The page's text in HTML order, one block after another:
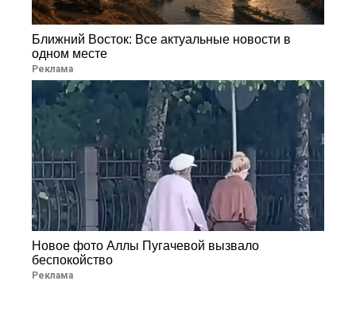
Ближний Восток: Все актуальные новости в
одном месте
Реклама
Новое фото Аллы Пугачевой вызвало
беспокойство
Реклама